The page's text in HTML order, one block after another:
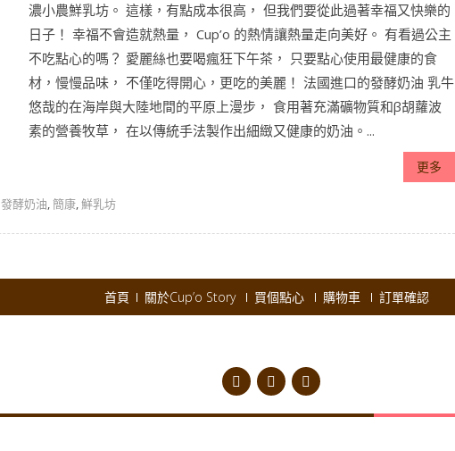
濃小農鮮乳坊。 這樣，有點成本很高， 但我們要從此過著幸福又快樂的
日子！ 幸福不會造就熱量， Cup’o 的熱情讓熱量走向美好。 有看過公主
不吃點心的嗎？ 愛麗絲也要喝瘋狂下午茶， 只要點心使用最健康的食
材，慢慢品味， 不僅吃得開心，更吃的美麗！ 法國進口的發酵奶油 乳牛
悠哉的在海岸與大陸地間的平原上漫步， 食用著充滿礦物質和β胡蘿波
素的營養牧草， 在以傳統手法製作出細緻又健康的奶油。...
更多
發酵奶油, 簡康,鮮乳坊
首頁 關於Cup’o Story 買個點心 購物車 訂單確認